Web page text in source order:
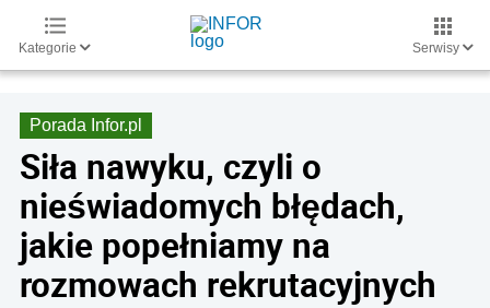
Kategorie Serwisy
Porada Infor.pl
Siła nawyku, czyli o
nieświadomych błędach,
jakie popełniamy na
rozmowach rekrutacyjnych